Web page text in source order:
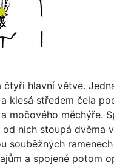
hlavní větve.
klesá středem čela
močového měchýře.
nich stoupá dvěma
souběžných
a spojené potom